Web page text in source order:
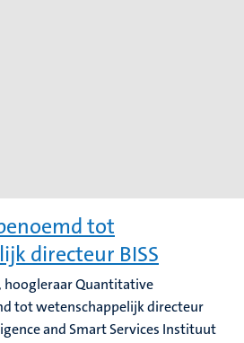
tot
directeur BISS
hoogleraar Quantitative
tot wetenschappelijk directeur
and Smart Services Instituut